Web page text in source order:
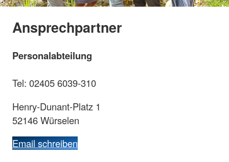
Ansprechpartner
Personalabteilung
Tel: 02405 6039-310
Henry-Dunant-Platz 1
52146 Würselen
Email schreiben